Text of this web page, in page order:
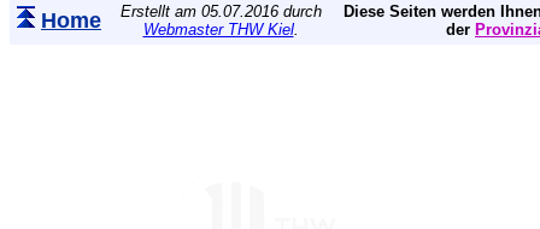
Home
Erstellt am 05.07.2016 durch
Webmaster THW Kiel.
Diese Seiten werden
der